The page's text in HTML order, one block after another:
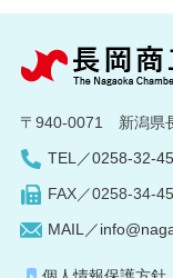
〒940-0071 新潟県
TEL／0258-32-
FAX／0258-34-
MAIL／